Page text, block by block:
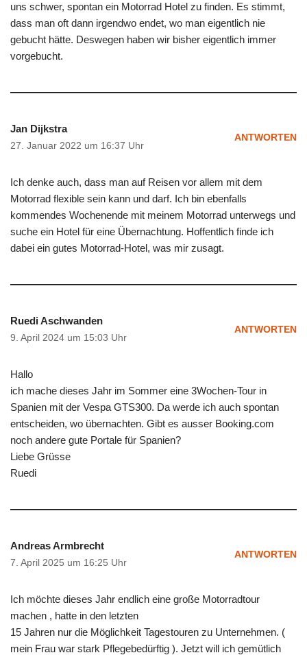
uns schwer, spontan ein Motorrad Hotel zu finden. Es stimmt,
dass man oft dann irgendwo endet, wo man eigentlich nie
gebucht hätte. Deswegen haben wir bisher eigentlich immer
vorgebucht.
Jan Dijkstra
27. Januar 2022 um 16:37 Uhr
ANTWORTEN
Ich denke auch, dass man auf Reisen vor allem mit dem
Motorrad flexible sein kann und darf. Ich bin ebenfalls
kommendes Wochenende mit meinem Motorrad unterwegs und
suche ein Hotel für eine Übernachtung. Hoffentlich finde ich
dabei ein gutes Motorrad-Hotel, was mir zusagt.
Ruedi Aschwanden
9. April 2024 um 15:03 Uhr
ANTWORTEN
Hallo
ich mache dieses Jahr im Sommer eine 3Wochen-Tour in
Spanien mit der Vespa GTS300. Da werde ich auch spontan
entscheiden, wo übernachten. Gibt es ausser Booking.com
noch andere gute Portale für Spanien?
Liebe Grüsse
Ruedi
Andreas Armbrecht
7. April 2025 um 16:25 Uhr
ANTWORTEN
Ich möchte dieses Jahr endlich eine große Motorradtour
machen , hatte in den letzten
15 Jahren nur die Möglichkeit Tagestouren zu Unternehmen. (
mein Frau war stark Pflegebedürftig ). Jetzt will ich gemütlich